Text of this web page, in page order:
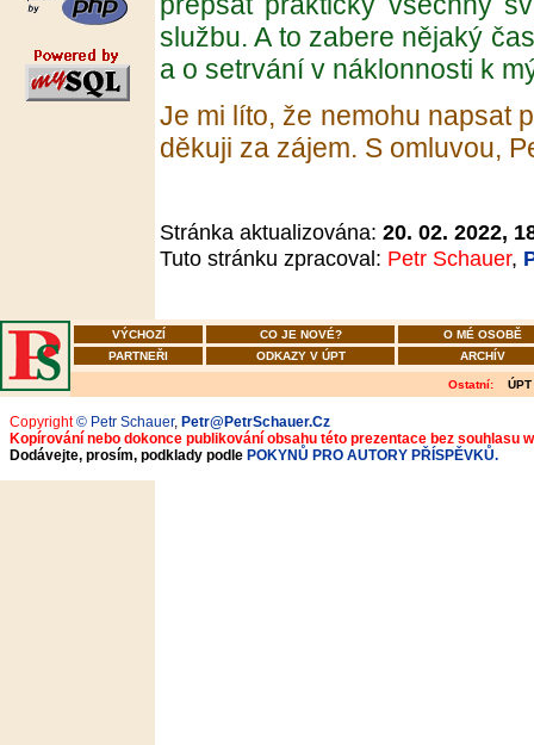
službu. A to zabere nějaký
a o setrvání v náklonnosti k
Je mi líto, že nemohu napsat
děkuji za zájem. S omluvou,
Stránka aktualizována: 20. 02. 2022,
Tuto stránku zpracoval: Petr Schauer,
VÝCHOZÍ CO JE NOVÉ?
O MÉ OSOBĚ
PARTNEŘI
ODKAZY V ÚPT ARCHÍV
Ostatní: ÚPT
Copyright© Petr Schauer, Petr@PetrSchauer.Cz
Kopírování nebo dokonce publikování obsahu této prezentace bez souhlasu
Dodávejte, prosím, podklady podle POKYNŮ PRO AUTORY PŘÍSPĚVKŮ.